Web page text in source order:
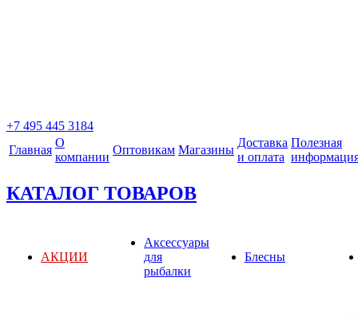
+7 495 445 3184
Главная
О
компании
Оптовикам Магазины
Доставка
и оплата
Полезная
КАТАЛОГ ТОВАРОВ
АКЦИИ
Аксессуары
для
рыбалки
Блесны